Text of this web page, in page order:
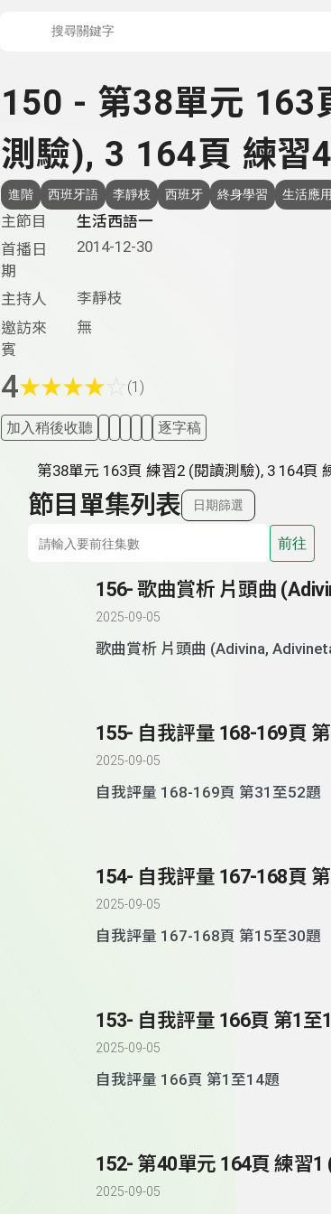
150 - 第38單元 163
測驗), 3 164頁 練習
進階 西班牙語 李靜枝 西班牙 終身學習 生活應用
主節目
生活西語一
首播日
期
2014-12-30
主持人
李靜枝
邀訪來
賓
無
4★★★★ (1)
加入稍後收聽 逐字稿
第38單元 163頁 練習2 (閱讀測驗), 3 164頁
節目單集列表 日期篩選
前往
2025-09-05
155- 自我評量 168-169頁
2025-09-05
自我評量 168-169頁 第31至52題
154- 自我評量 167-168頁
2025-09-05
自我評量 167-168頁 第15至30題
153- 自我評量 166頁 第1至
2025-09-05
自我評量 166頁 第1至14題
2025-09-05